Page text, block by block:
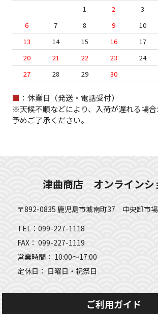
1
2 3
6
7 8 9 10
13
14 15 16 17
20
21 22 23 24
27
28 29 30
■ ：休業日（発送・電話受付）
※天候不順などにより、入荷が遅れる場合
予めご了承ください。
津曲商店 オンラインシ
〒892-0835 鹿児島市城南町37 中央卸市
TEL：099-227-1118
FAX： 099-227-1119
営業時間： 10:00～17:00
定休日： 日曜日・祝祭日
ご利用ガイド